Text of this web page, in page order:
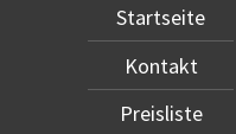
Startseite
Kontakt
Preisliste